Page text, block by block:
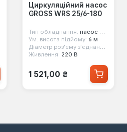
фланець dn 50
Циркуляційний насос
GROSS WRS 25/6-180
Тип обладнання: насос циркуляційний
Ум. висота підйому: 6 м
Діаметр роз'єму з'єднання:
Живлення: 220 В
Звичайна ціна:
1 521,00 ₴